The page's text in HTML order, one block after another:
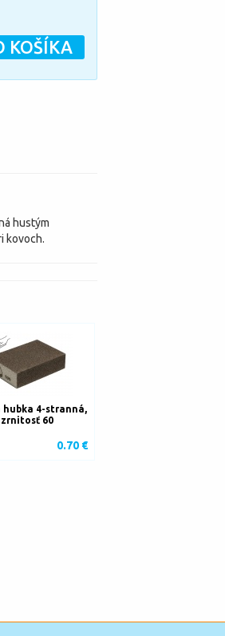
KOŠÍKA
hustým
kovoch.
hubka 4-stranná,
zrnitosť 60
0.70 €